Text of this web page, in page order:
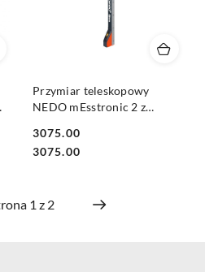
Przymiar teleskopowy
NEDO mEsstronic 2 z
Cena:
3075.00
Cena:
3075.00